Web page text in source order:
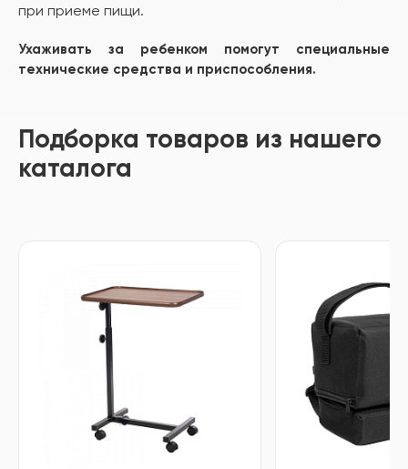
при приеме пищи.
Ухаживать за ребенком помогут специальные
технические средства и приспособления.
Подборка товаров из нашего
каталога